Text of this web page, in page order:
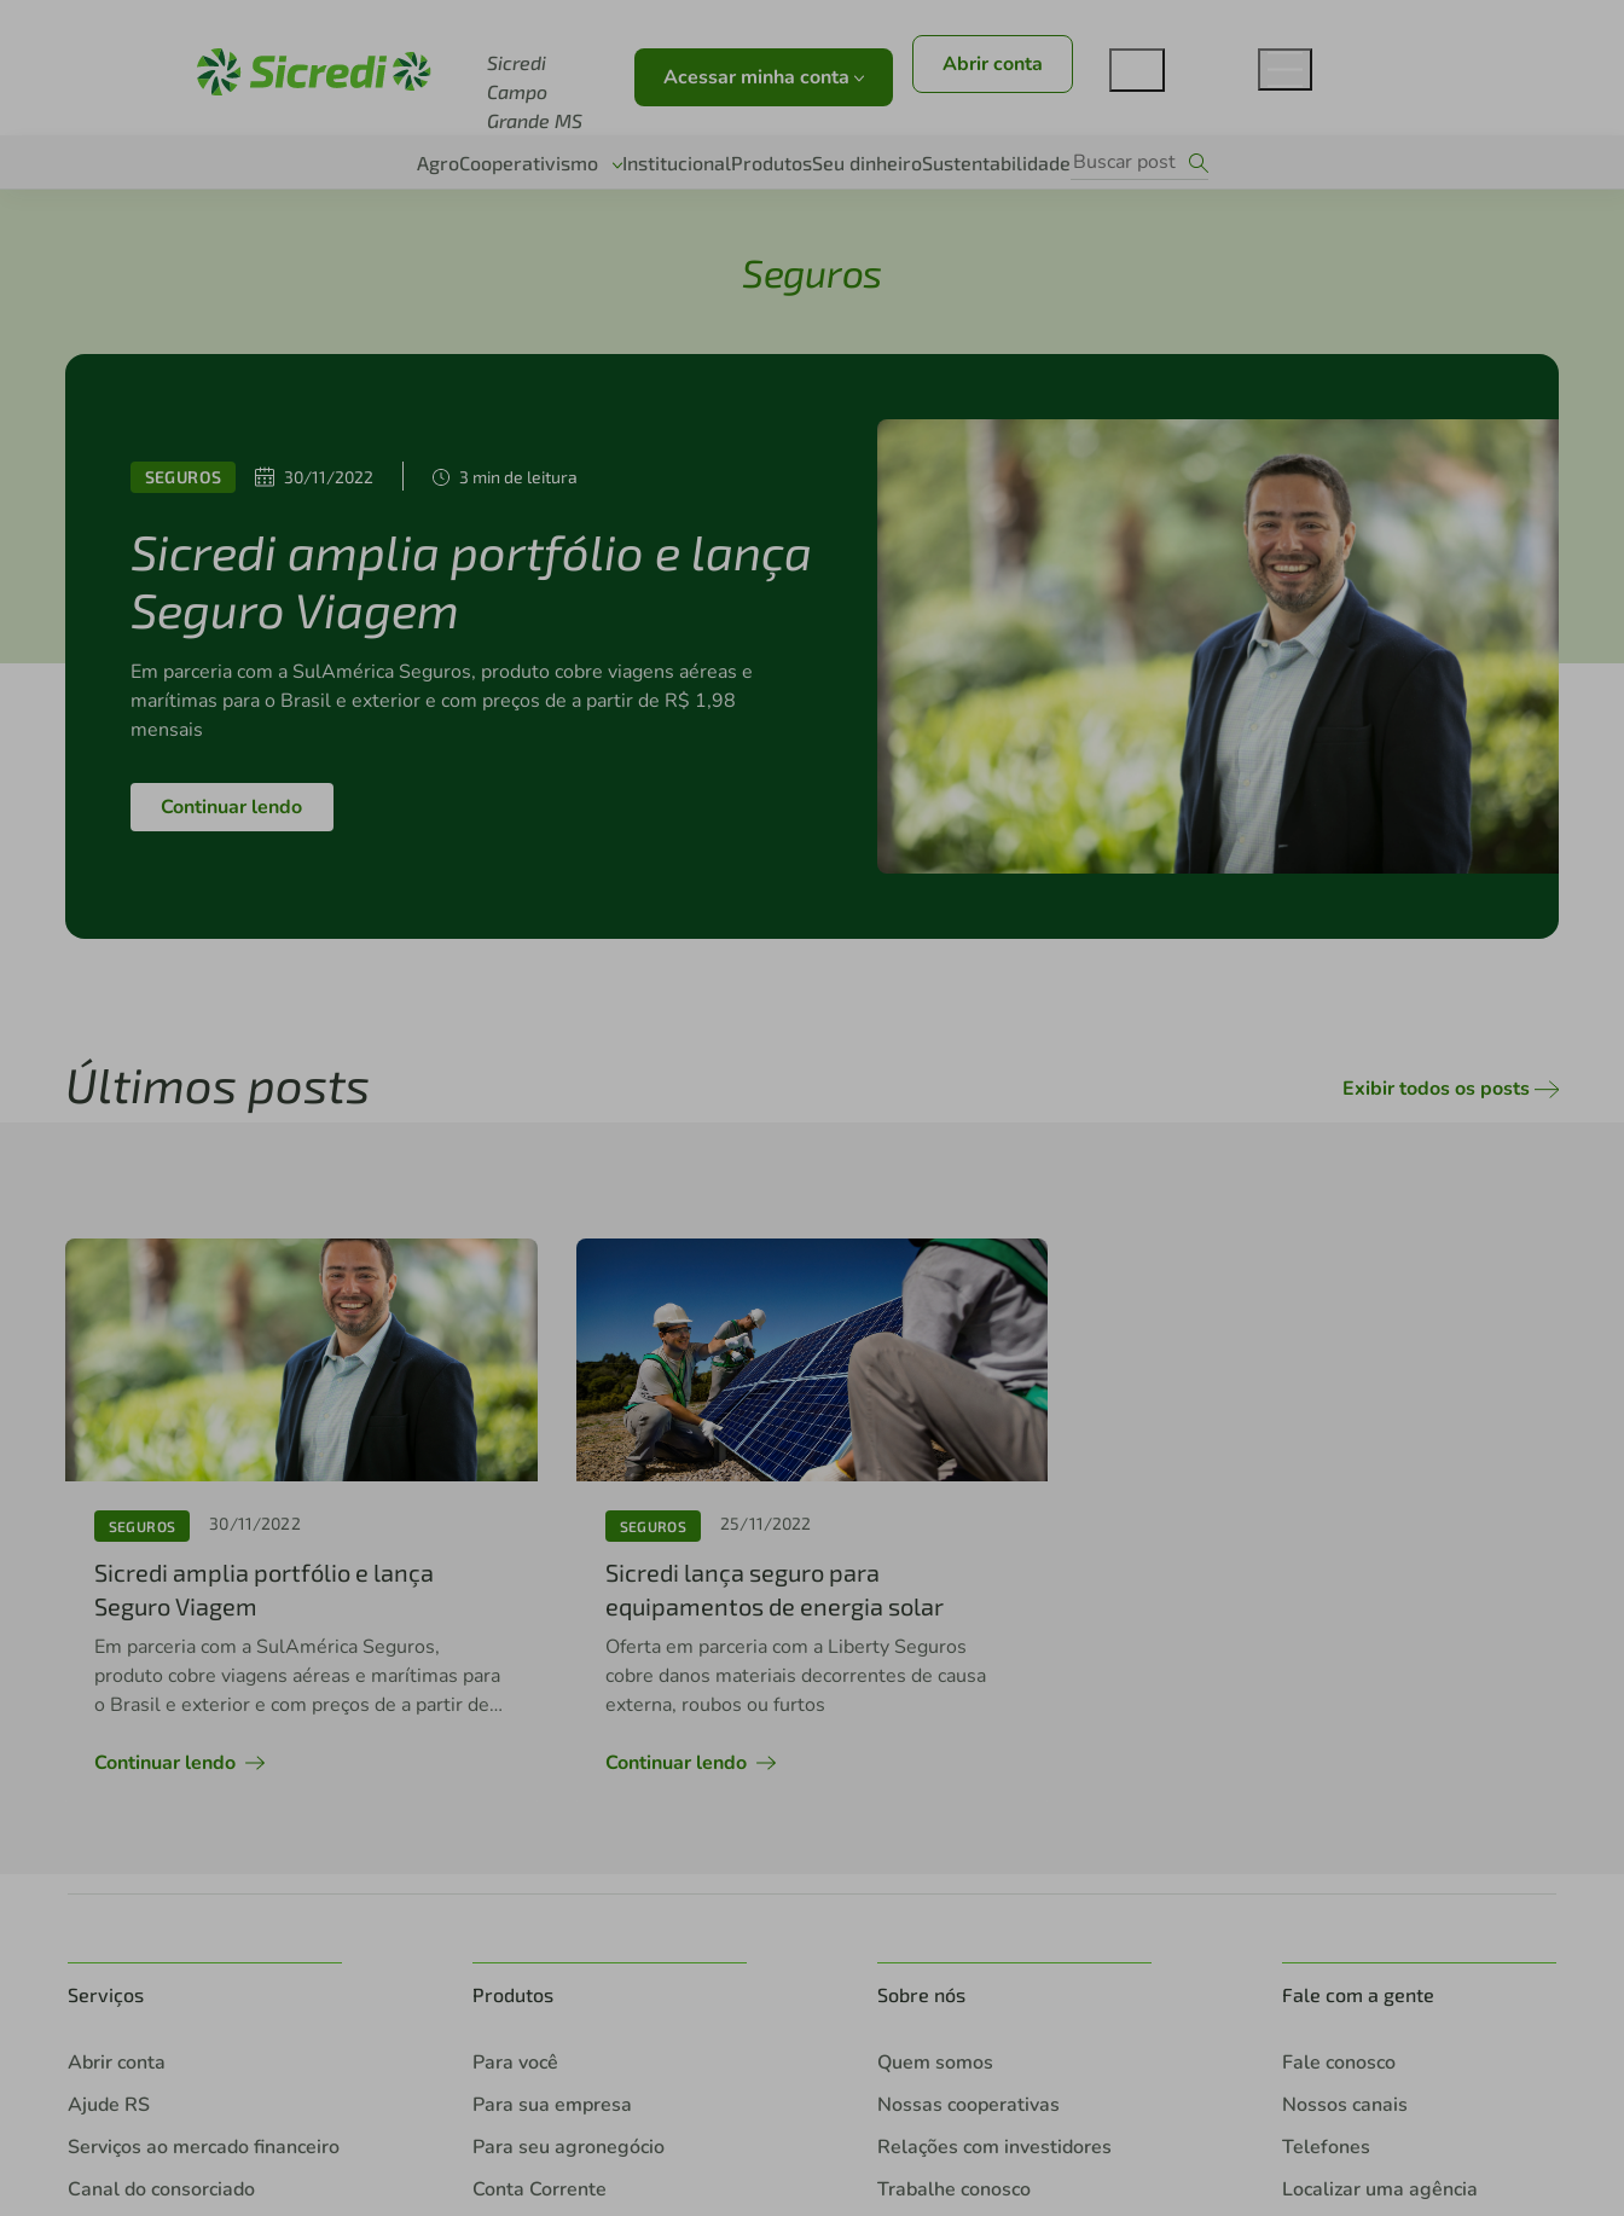
Sicredi
Campo
Grande MS
Acessar minha conta Abrir conta
AgroCooperativismo InstitucionalProdutosSeu dinheiroSustentabilidade
Seguros
SEGUROS 30/11/2022 3 min de leitura
Sicredi amplia portfólio e lança
Seguro Viagem
Em parceria com a SulAmérica Seguros, produto cobre viagens aéreas e
marítimas para o Brasil e exterior e com preços de a partir de R$ 1,98
mensais
Continuar lendo
Últimos posts Exibir todos os posts
SEGUROS 30/11/2022
Sicredi amplia portfólio e lança
Seguro Viagem
Em parceria com a SulAmérica Seguros,
produto cobre viagens aéreas e marítimas para
o Brasil e exterior e com preços de a partir de
Continuar lendo
SEGUROS 25/11/2022
Sicredi lança seguro para
equipamentos de energia solar
Oferta em parceria com a Liberty Seguros
cobre danos materiais decorrentes de causa
externa, roubos ou furtos
Continuar lendo
Serviços
Abrir conta
Ajude RS
Serviços ao mercado financeiro
Canal do consorciado
Produtos
Para você
Para sua empresa
Para seu agronegócio
Conta Corrente
Sobre nós
Quem somos
Nossas cooperativas
Relações com investidores
Trabalhe conosco
Fale com a gente
Fale conosco
Nossos canais
Telefones
Localizar uma agência